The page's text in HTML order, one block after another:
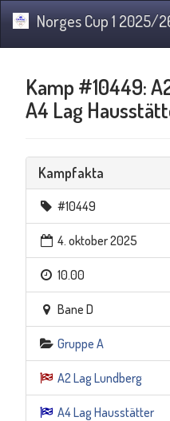
Norges Cup 1 2025/
Kamp #10449:
A4 Lag
Kampfakta
#10449
4. oktober 2025
10.00
Bane D
Gruppe A
A2 Lag Lundberg
A4 Lag Hausstätter